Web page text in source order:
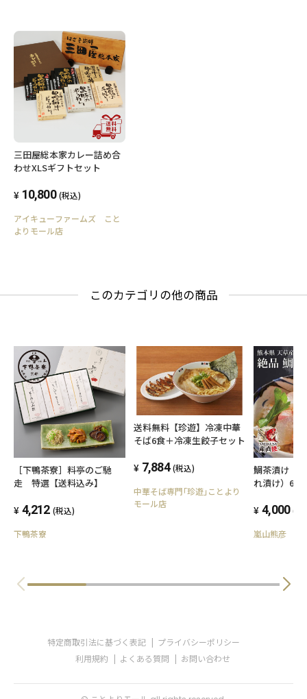
三田屋総本家カレー詰め合
わせXLSギフトセット
10,800 (税込)
アイキューファームズ こと
よりモール店
このカテゴリの他の商品
［下鴨茶寮］料亭のご馳
走 特選【送料込み】
4,212 (税込)
下鴨茶寮
送料無料【珍遊】冷凍中華
そば6食＋冷凍生餃子セット
7,884 (税込)
中華そば専門｢珍遊｣ことより
モール店
鯛茶漬け（
れ漬け）6食
4,000 (税
嵐山熊彦
特定商取引法に基づく表記
プライバシーポリシー
利用規約
よくある質問 お問い合わせ